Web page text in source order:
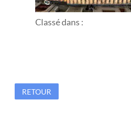
Classé dans :
RETOUR